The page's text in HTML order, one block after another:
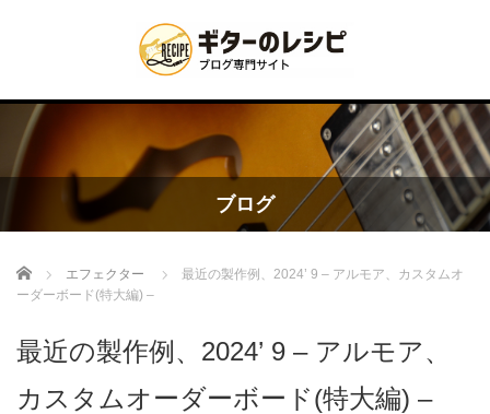
ブログ
Home エフェクター
最近の製作例、2024’ 9 – アルモア、カスタムオ
ーダーボード(特大編) –
最近の製作例、2024’ 9 – アルモア、
カスタムオーダーボード(特大編) –